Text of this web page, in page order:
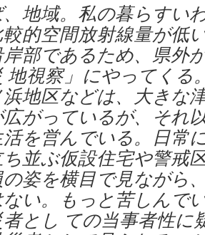
地域。私の暮らすい
較的空間放射線量が低
部であるため、県外
地視察」にやってく
地区などは、大きな
広がっているが、それ
活を営んでいる。日常
並ぶ仮設住宅や警戒
姿を横目で見ながら
い。もっと苦しんで
者とし ての当事者性に